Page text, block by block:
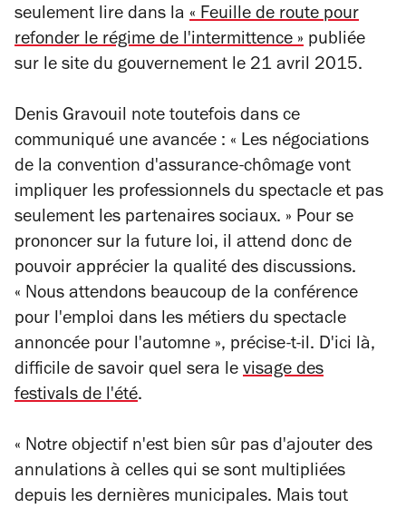
seulement lire dans la « Feuille de route pour
refonder le régime de l'intermittence » publiée
sur le site du gouvernement le 21 avril 2015.
Denis Gravouil note toutefois dans ce
communiqué une avancée : « Les négociations
de la convention d'assurance-chômage vont
impliquer les professionnels du spectacle et pas
seulement les partenaires sociaux. » Pour se
prononcer sur la future loi, il attend donc de
pouvoir apprécier la qualité des discussions.
« Nous attendons beaucoup de la conférence
pour l'emploi dans les métiers du spectacle
annoncée pour l'automne », précise-t-il. D'ici là,
difficile de savoir quel sera le visage des
festivals de l'été.
« Notre objectif n'est bien sûr pas d'ajouter des
annulations à celles qui se sont multipliées
depuis les dernières municipales. Mais tout